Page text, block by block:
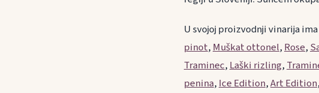
U svojoj proizvodnji vinarija
pinot, Muškat ottonel, Rose,
Traminec, Laški rizling,
penina, Ice Edition,Art Edition,